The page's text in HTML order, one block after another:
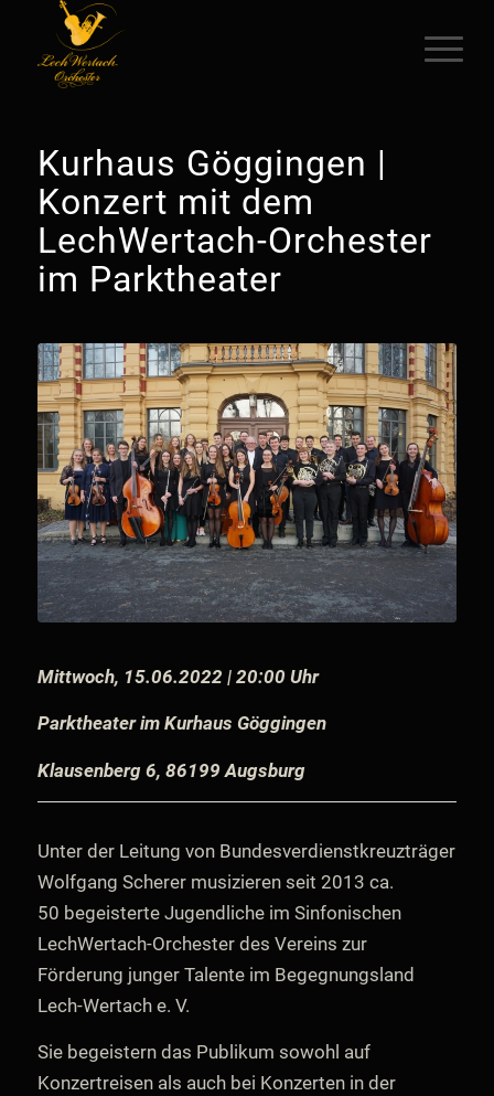
Kurhaus Göggingen |
Konzert mit dem
LechWertach-Orchester
im Parktheater
Mittwoch, 15.06.2022 | 20:00 Uhr
Parktheater im Kurhaus Göggingen
Klausenberg 6, 86199 Augsburg
Unter der Leitung von Bundesverdienstkreuzträger
Wolfgang Scherer musizieren seit 2013 ca.
50 begeisterte Jugendliche im Sinfonischen
LechWertach-Orchester des Vereins zur
Förderung junger Talente im Begegnungsland
Lech-Wertach e. V.
Sie begeistern das Publikum sowohl auf
Konzertreisen als auch bei Konzerten in der